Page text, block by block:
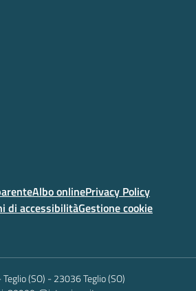
Albo onlinePrivacy Policy
di accessibilitàGestione cookie
(SO) -23036 Teglio (SO)